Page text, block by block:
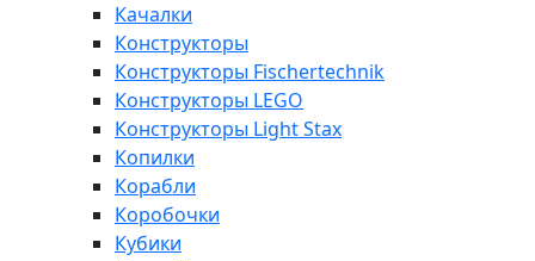
Качалки
Конструкторы
Конструкторы Fisсhertechnik
Конструкторы LEGO
Конструкторы Light Stax
Копилки
Корабли
Коробочки
Кубики